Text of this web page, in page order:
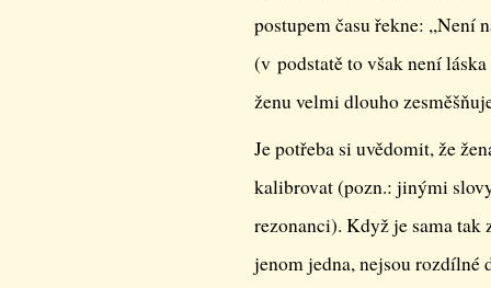
postupem času řekne: ,,Není
(v podstatě to však není
ženu velmi dlouho
Je potřeba si uvědomit, že
kalibrovat (pozn.: jinými
rezonanci). Když je sama tak
jenom jedna, nejsou rozdílné